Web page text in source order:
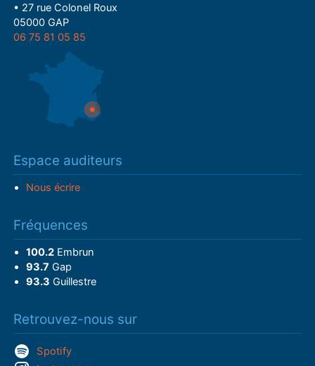
• 27 rue Colonel Roux
05000 GAP
06 75 81 05 85
Espace auditeurs
Nous écrire
Fréquences
100.2Embrun
93.7 Gap
93.3 Guillestre
Retrouvez-nous sur
Spotify